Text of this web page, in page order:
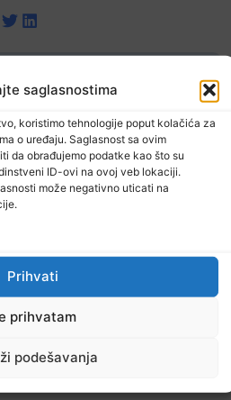
saglasnostima
koristimo tehnologije poput kolačića za
o uređaju. Saglasnost sa ovim
da obrađujemo podatke kao što su
ID-ovi na ovoj veb lokaciji.
može negativno uticati na
Prihvati
prihvatam
podešavanja
novosti